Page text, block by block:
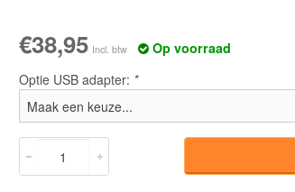
€38,95 Incl. btw
Op voorraad
Optie USB adapter: *